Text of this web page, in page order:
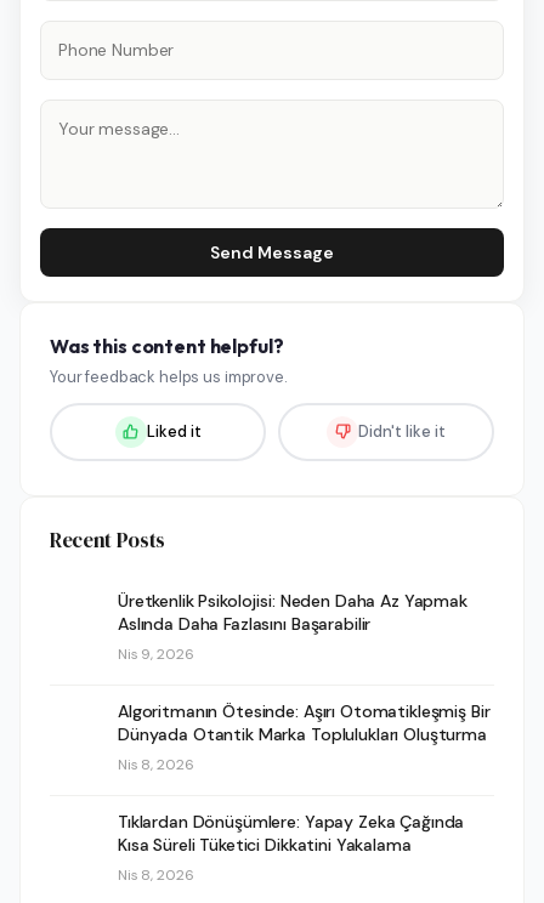
Send Message
Was this content helpful?
Your feedback helps us improve.
Liked it Didn't like it
Recent Posts
Üretkenlik Psikolojisi: Neden Daha Az Yapmak
Aslında Daha Fazlasını Başarabilir
Nis 9, 2026
Algoritmanın Ötesinde: Aşırı Otomatikleşmiş Bir
Dünyada Otantik Marka Toplulukları Oluşturma
Nis 8, 2026
Tıklardan Dönüşümlere: Yapay Zeka Çağında
Kısa Süreli Tüketici Dikkatini Yakalama
Nis 8, 2026